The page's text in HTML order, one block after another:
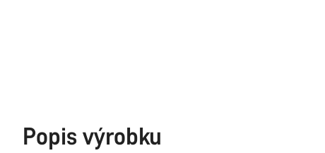
Popis výrobku